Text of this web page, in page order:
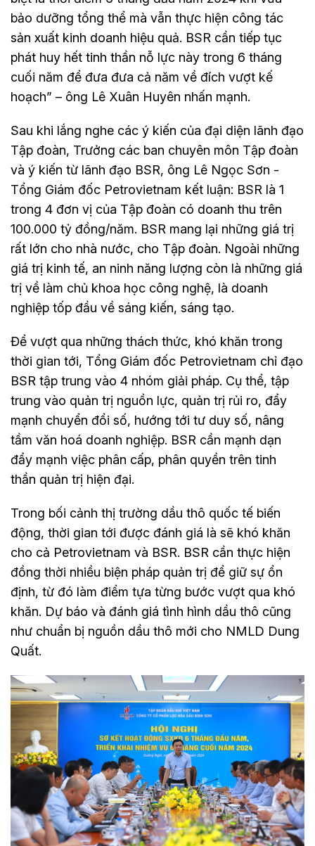
bảo dưỡng tổng thể mà vẫn thực hiện công tác
sản xuất kinh doanh hiệu quả. BSR cần tiếp tục
phát huy hết tinh thần nỗ lực này trong 6 tháng
cuối năm để đưa đưa cả năm về đích vượt kế
hoạch” – ông Lê Xuân Huyên nhấn mạnh.
Sau khi lắng nghe các ý kiến của đại diện lãnh đạo
Tập đoàn, Trưởng các ban chuyên môn Tập đoàn
và ý kiến từ lãnh đạo BSR, ông Lê Ngọc Sơn -
Tổng Giám đốc Petrovietnam kết luận: BSR là 1
trong 4 đơn vị của Tập đoàn có doanh thu trên
100.000 tỷ đồng/năm. BSR mang lại những giá trị
rất lớn cho nhà nước, cho Tập đoàn. Ngoài những
giá trị kinh tế, an ninh năng lượng còn là những giá
trị về làm chủ khoa học công nghệ, là doanh
nghiệp tốp đầu về sáng kiến, sáng tạo.
Để vượt qua những thách thức, khó khăn trong
thời gian tới, Tổng Giám đốc Petrovietnam chỉ đạo
BSR tập trung vào 4 nhóm giải pháp. Cụ thể, tập
trung vào quản trị nguồn lực, quản trị rủi ro, đẩy
mạnh chuyển đổi số, hướng tới tư duy số, nâng
tầm văn hoá doanh nghiệp. BSR cần mạnh dạn
đẩy mạnh việc phân cấp, phân quyền trên tinh
thần quản trị hiện đại.
Trong bối cảnh thị trường dầu thô quốc tế biến
động, thời gian tới được đánh giá là sẽ khó khăn
cho cả Petrovietnam và BSR. BSR cần thực hiện
đồng thời nhiều biện pháp quản trị để giữ sự ổn
định, từ đó làm điểm tựa từng bước vượt qua khó
khăn. Dự báo và đánh giá tình hình dầu thô cũng
như chuẩn bị nguồn dầu thô mới cho NMLD Dung
Quất.